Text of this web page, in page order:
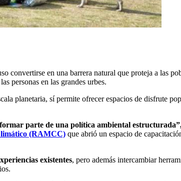
convertirse en una barrera natural que proteja a las
personas en las grandes urbes.
planetaria, sí permite ofrecer espacios de disfrute
parte de una política ambiental
(RAMCC) que abrió un espacio de
existentes, pero además intercambiar